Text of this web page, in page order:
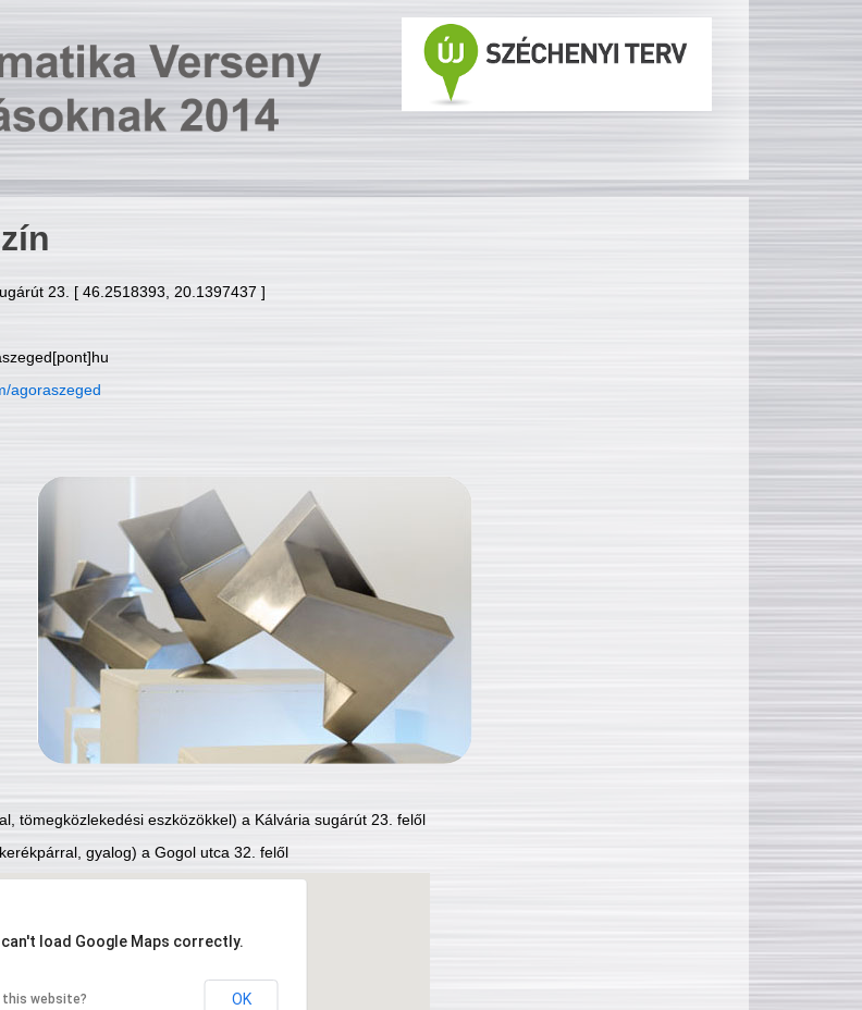
23. [ 46.2518393, 20.1397437 ]
agoraszeged
tömegközlekedési eszközökkel) a Kálvária sugárút 23. felől
gyalog) a Gogol utca 32. felől
can't load Google Maps correctly.
this website? OK